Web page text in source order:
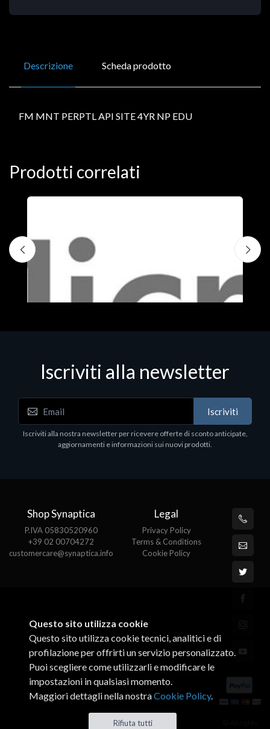
Descrizione Scheda prodotto
FM MNT PERPTL API SITE 4YR NP EDU
Prodotti correlati
Software - Office Productivity
MS OFFICE H&S 2021 ESD
Iscriviti alla newsletter
Iscriviti
Iscriviti alla nostra newsletter per ricevere offerte di sconto anticipate,
aggiornamenti e informazioni sui nuovi prodotti.
Shop Synaptica
P.IVA 05830520960
+39 02 00704272
customercare@synaptica.info
Legal
Privacy Policy
Terms & Conditions
Cookie Policy
Questo sito utilizza cookie
Questo sito utilizza cookie tecnici, analitici e di
profilazione per offrirti un servizio personalizzato.
Puoi scegliere come utilizzarli e modificare le
impostazioni in qualsiasi momento.
Maggiori dettagli nella nostraCookie Policy.
Rifiuta tutti